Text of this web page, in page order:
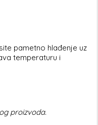
pametno hlađenje uz
temperaturu i
proizvoda.